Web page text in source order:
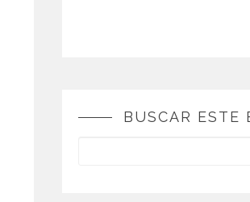
BUSCAR ESTE